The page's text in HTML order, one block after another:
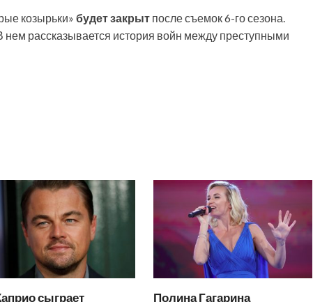
козырьки» будет закрыт после съемок 6-го сезона.
рассказывается история войн между преступными
сыграет
Полина Гагарина